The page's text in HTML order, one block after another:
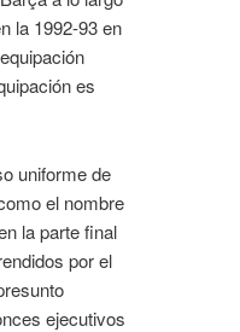
la 1992-93 en
es
uniforme de
el nombre
la parte final
por el
ejecutivos